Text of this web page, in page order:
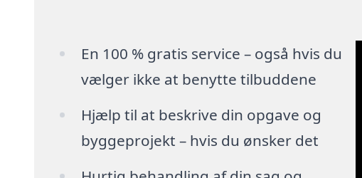
En 100 % gratis service – også hvis du
vælger ikke at benytte tilbuddene
Hjælp til at beskrive din opgave og
byggeprojekt – hvis du ønsker det